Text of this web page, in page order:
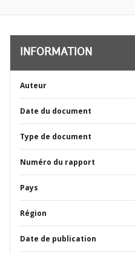
INFORMATION
Auteur
Date du document
Type de document
Numéro du rapport
Pays
Région
Date de publication